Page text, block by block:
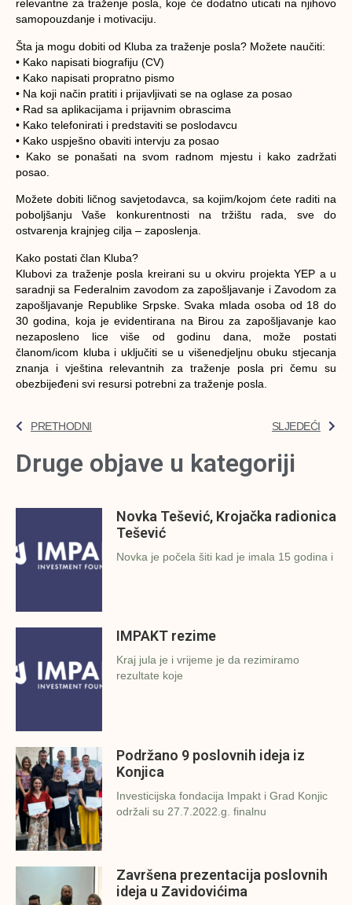
relevantne za traženje posla, koje će dodatno uticati na njihovo
samopouzdanje i motivaciju.
Šta ja mogu dobiti od Kluba za traženje posla? Možete naučiti:
• Kako napisati biografiju (CV)
• Kako napisati propratno pismo
• Na koji način pratiti i prijavljivati se na oglase za posao
• Rad sa aplikacijama i prijavnim obrascima
• Kako telefonirati i predstaviti se poslodavcu
• Kako uspješno obaviti intervju za posao
• Kako se ponašati na svom radnom mjestu i kako zadržati
posao.
Možete dobiti ličnog savjetodavca, sa kojim/kojom ćete raditi na
poboljšanju Vaše konkurentnosti na tržištu rada, sve do
ostvarenja krajnjeg cilja – zaposlenja.
Kako postati član Kluba?
Klubovi za traženje posla kreirani su u okviru projekta YEP a u
saradnji sa Federalnim zavodom za zapošljavanje i Zavodom za
zapošljavanje Republike Srpske. Svaka mlada osoba od 18 do
30 godina, koja je evidentirana na Birou za zapošljavanje kao
nezaposleno lice više od godinu dana, može postati
članom/icom kluba i uključiti se u višenedjeljnu obuku stjecanja
znanja i vještina relevantnih za traženje posla pri čemu su
obezbijeđeni svi resursi potrebni za traženje posla.
PRETHODNI SLJEDEĆI
Druge objave u kategoriji
Novka Tešević, Krojačka radionica
Tešević
Novka je počela šiti kad je imala 15 godina i
IMPAKT rezime
Kraj jula je i vrijeme je da rezimiramo
rezultate koje
Podržano 9 poslovnih ideja iz
Konjica
Investicijska fondacija Impakt i Grad Konjic
održali su 27.7.2022.g. finalnu
Završena prezentacija poslovnih
ideja u Zavidovićima